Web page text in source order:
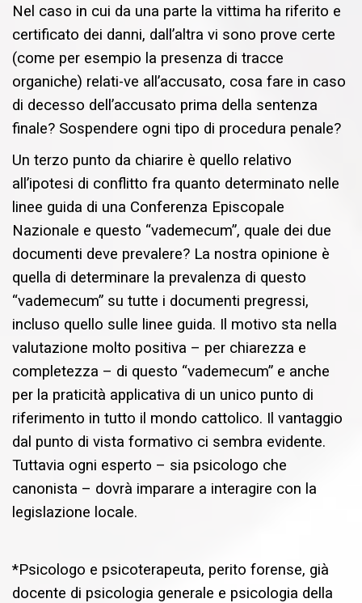
Nel caso in cui da una parte la vittima ha riferito e
certificato dei danni, dall’altra vi sono prove certe
(come per esempio la presenza di tracce
organiche) relati-ve all’accusato, cosa fare in caso
di decesso dell’accusato prima della sentenza
finale? Sospendere ogni tipo di procedura penale?
Un terzo punto da chiarire è quello relativo
all’ipotesi di conflitto fra quanto determinato nelle
linee guida di una Conferenza Episcopale
Nazionale e questo “vademecum”, quale dei due
documenti deve prevalere? La nostra opinione è
quella di determinare la prevalenza di questo
“vademecum” su tutte i documenti pregressi,
incluso quello sulle linee guida. Il motivo sta nella
valutazione molto positiva – per chiarezza e
completezza – di questo “vademecum” e anche
per la praticità applicativa di un unico punto di
riferimento in tutto il mondo cattolico. Il vantaggio
dal punto di vista formativo ci sembra evidente.
Tuttavia ogni esperto – sia psicologo che
canonista – dovrà imparare a interagire con la
legislazione locale.
*Psicologo e psicoterapeuta, perito forense, già
docente di psicologia generale e psicologia della